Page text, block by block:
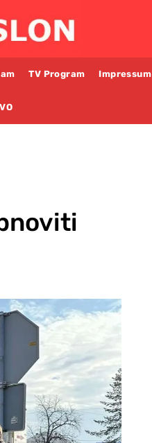
TV Program Impressum